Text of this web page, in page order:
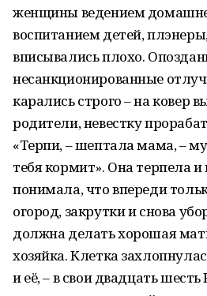
женщины ведением
воспитанием детей,
вписывались плохо.
несанкционированные
карались строго – на ковер
родители, невестку
«Терпи, – шептала мама, –
тебя кормит». Она терпела и
понимала, что впереди
огород, закрутки и снова
должна делать хорошая
хозяйка. Клетка
и её, – в свои двадцать